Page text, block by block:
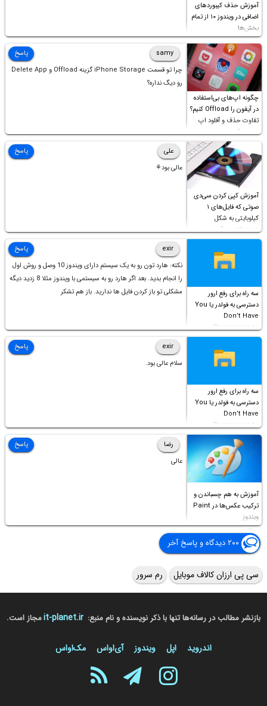
آموزش حذف کیبوردهای
اضافی در ویندوز ۱۰ از تمام
بخش‌ها
چگونه اپ‌های بی‌استفاده
در آیفون را Offload کنیم؟
تفاوت حذف و آفلود اپ
چیست؟
samy
چرا تو قسمت iPhone Storage گزینه Offload و Delete App
رو دیگ نداره؟
پاسخ
آموزش کپی کردن سی‌دی
صوتی که فایل‌های ۱
کیلوبایتی به شکل
شورت‌کات در آن موجود
است!
علی
عالی بود⚘
پاسخ
سه راه برای رفع ارور
دسترسی به فولدر یا You
Don’t Have
Permission to
Access this folder
exir
نکته: هارد تون رو به یک سیستم دارای ویندوز 10 وصل و روش اول
را انجام بدید. بعد اگر هارد رو به سیستمی با ویندوز مثلا 8 زدید دیگه
مشکلی تو باز کردن فایل ها ندارید. باز هم تشکر
پاسخ
سه راه برای رفع ارور
دسترسی به فولدر یا You
Don’t Have
Permission to
Access this folder
exir
سلام عالی بود.
پاسخ
آموزش به هم چسباندن و
ترکیب عکس‌ها در Paint
ویندوز
رضا
عالی
پاسخ
۲۰۰ دیدگاه و پاسخ آخر
سی پی ارزان کالاف موبایل رم سرور
بازنشر مطالب در رسانه‌ها تنها با ذکر نویسنده و نام منبع: it-planet.irمجاز است.
اندروید اپل ویندوز آی‌او‌اس مک‌او‌اس